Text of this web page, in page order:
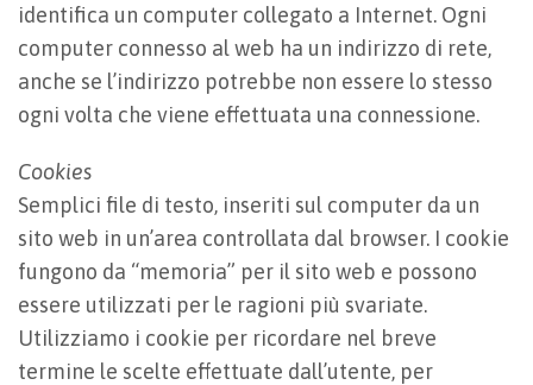
identifica un computer collegato a Internet. Ogni
computer connesso al web ha un indirizzo di rete,
anche se l’indirizzo potrebbe non essere lo stesso
ogni volta che viene effettuata una connessione.
Cookies
Semplici file di testo, inseriti sul computer da un
sito web in un’area controllata dal browser. I cookie
fungono da “memoria” per il sito web e possono
essere utilizzati per le ragioni più svariate.
Utilizziamo i cookie per ricordare nel breve
termine le scelte effettuate dall’utente, per